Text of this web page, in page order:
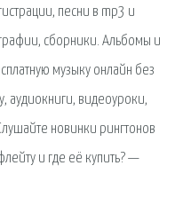
песни в mp3 и
сборники. Альбомы и
музыку онлайн без
аудиокниги, видеоуроки,
новинки рингтонов
и где её купить? —